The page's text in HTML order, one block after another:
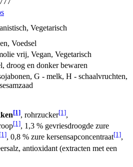
Vegetarisch
Voedsel
vrij, Vegan, Vegetarisch
droog en donker bewaren
G - melk, H - schaalvruchten,
[1], rohrzucker[1],
[1], 1,3 % gevriesdroogde zure
[1], 0,8 % zure kersensapconcentraat[1],
antioxidant (extracten met een